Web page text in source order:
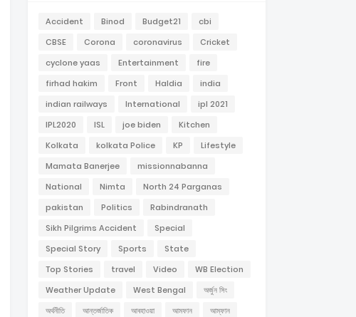
Accident Binod Budget21
cbi
CBSE
Corona coronavirus
Cricket
cyclone yaas
Entertainment
fire
firhad hakim
Front Haldia
india
indian railways
International
ipl 2021
IPL2020
ISL joe biden
Kitchen
Kolkata
kolkata Police KP
Lifestyle
Mamata Banerjee
missionnabanna
National
Nimta
North 24 Parganas
pakistan
Politics
Rabindranath
Sikh Pilgrims Accident
Special
Special Story
Sports
State
Top Stories
travel Video
WB Election
Weather Update
West Bengal
অর্জুন সিং
অর্থনীতি
আন্তর্জাতিক আবহাওয়া আমফান
আম্ফান